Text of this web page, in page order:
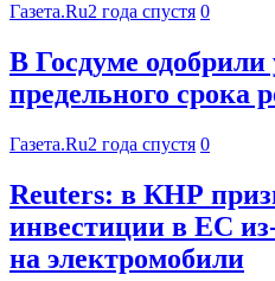
Газета.Ru2 года спустя 0
В Госдуме одобрили
предельного
Газета.Ru2 года спустя 0
Reuters: в КНР
инвестиции в ЕС
на электромобили